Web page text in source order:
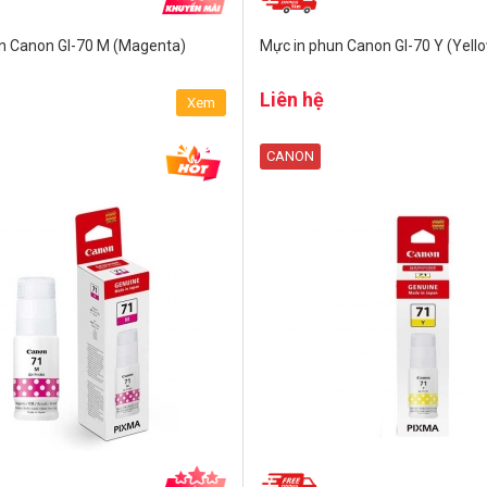
Canon GI-70 M (Magenta)
Xem
Mực in phun Canon GI-70 Y
Liên hệ
CANON